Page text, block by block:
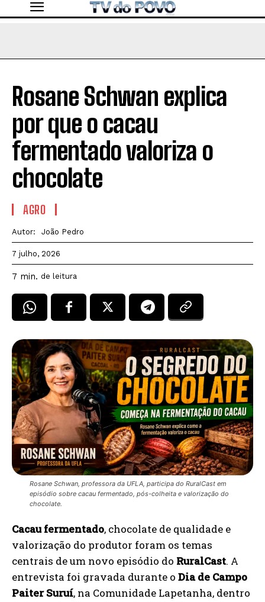
Rosane Schwan explica
por que o cacau
fermentado valoriza o
chocolate
AGRO
Autor: João Pedro
7 julho, 2026
7 min. de leitura
Rosane Schwan, professora da UFLA, participa do RuralCast em
episódio sobre cacau fermentado, pós-colheita e valorização do
chocolate.
Cacau fermentado, chocolate de qualidade e
valorização do produtor foram os temas
centrais de um novo episódio do RuralCast. A
entrevista foi gravada durante o Dia de Campo
Paiter Suruí, na Comunidade Lapetanha, dentro